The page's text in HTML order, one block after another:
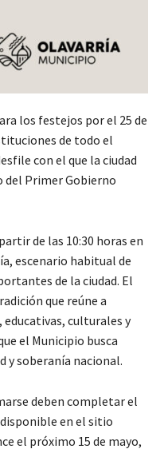
los festejos por el 25 de
de todo el
con el que la ciudad
del Primer Gobierno
de las 10:30 horas en
escenario habitual de
de la ciudad. El
que reúne a
culturales y
el Municipio busca
y soberanía nacional.
deben completar el
en el sitio
el próximo 15 de mayo,